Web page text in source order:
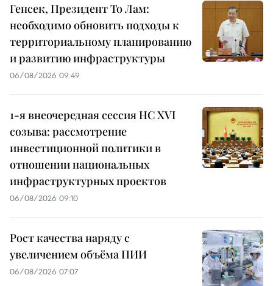
Генсек, Президент То Лам:
необходимо обновить подходы к
территориальному планированию
и развитию инфраструктуры
06/08/2026 09:49
1-я внеочередная сессия НС XVI
созыва: рассмотрение
инвестиционной политики в
отношении национальных
инфраструктурных проектов
06/08/2026 09:10
Рост качества наряду с
увеличением объёма ПИИ
06/08/2026 07:07